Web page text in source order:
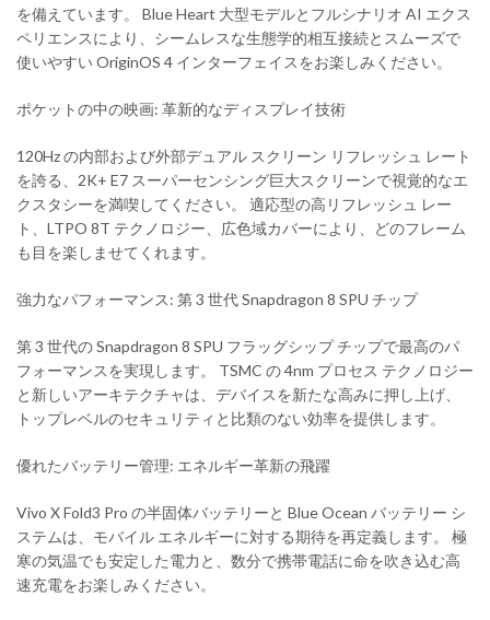
を備えています。 Blue Heart 大型モデルとフルシナリオ AI エクス
ペリエンスにより、シームレスな生態学的相互接続とスムーズで
使いやすい OriginOS 4 インターフェイスをお楽しみください。
ポケットの中の映画: 革新的なディスプレイ技術
120Hz の内部および外部デュアル スクリーン リフレッシュ レート
を誇る、2K+ E7 スーパーセンシング巨大スクリーンで視覚的なエ
クスタシーを満喫してください。 適応型の高リフレッシュ レー
ト、LTPO 8T テクノロジー、広色域カバーにより、どのフレーム
も目を楽しませてくれます。
強力なパフォーマンス: 第 3 世代 Snapdragon 8 SPU チップ
第 3 世代の Snapdragon 8 SPU フラッグシップ チップで最高のパ
フォーマンスを実現します。 TSMC の 4nm プロセス テクノロジー
と新しいアーキテクチャは、デバイスを新たな高みに押し上げ、
トップレベルのセキュリティと比類のない効率を提供します。
優れたバッテリー管理: エネルギー革新の飛躍
Vivo X Fold3 Pro の半固体バッテリーと Blue Ocean バッテリー シ
ステムは、モバイル エネルギーに対する期待を再定義します。 極
寒の気温でも安定した電力と、数分で携帯電話に命を吹き込む高
速充電をお楽しみください。